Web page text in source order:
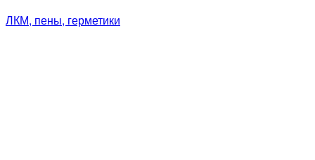
ЛКМ, пены, герметики